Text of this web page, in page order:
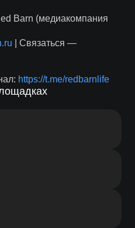
Barn (медиакомпания
| Связаться —
https://t.me/redbarnlife